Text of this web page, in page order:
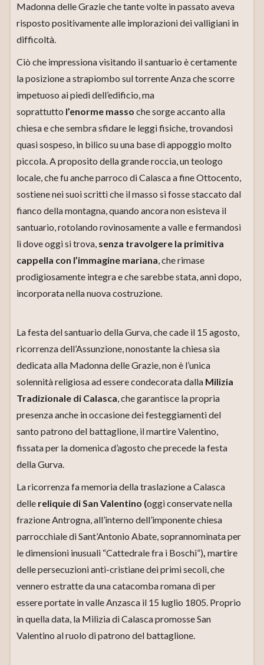
Madonna delle Grazie che tante volte in passato aveva
risposto positivamente alle implorazioni dei valligiani in
difficoltà.
Ciò che impressiona visitando il santuario è certamente
la posizione a strapiombo sul torrente Anza che scorre
impetuoso ai piedi dell’edificio, ma
soprattutto l’enorme masso che sorge accanto alla
chiesa e che sembra sfidare le leggi fisiche, trovandosi
quasi sospeso, in bilico su una base di appoggio molto
piccola. A proposito della grande roccia, un teologo
locale, che fu anche parroco di Calasca a fine Ottocento,
sostiene nei suoi scritti che il masso si fosse staccato dal
fianco della montagna, quando ancora non esisteva il
santuario, rotolando rovinosamente a valle e fermandosi
lì dove oggi si trova, senza travolgere la primitiva
cappella con l’immagine mariana, che rimase
prodigiosamente integra e che sarebbe stata, anni dopo,
incorporata nella nuova costruzione.
La festa del santuario della Gurva, che cade il 15 agosto,
ricorrenza dell’Assunzione, nonostante la chiesa sia
dedicata alla Madonna delle Grazie, non è l’unica
solennità religiosa ad essere condecorata dalla Milizia
Tradizionale di Calasca, che garantisce la propria
presenza anche in occasione dei festeggiamenti del
santo patrono del battaglione, il martire Valentino,
fissata per la domenica d’agosto che precede la festa
della Gurva.
La ricorrenza fa memoria della traslazione a Calasca
delle reliquie di San Valentino (oggi conservate nella
frazione Antrogna, all’interno dell’imponente chiesa
parrocchiale di Sant’Antonio Abate, soprannominata per
le dimensioni inusuali “Cattedrale fra i Boschi”), martire
delle persecuzioni anti-cristiane dei primi secoli, che
vennero estratte da una catacomba romana di per
essere portate in valle Anzasca il 15 luglio 1805. Proprio
in quella data, la Milizia di Calasca promosse San
Valentino al ruolo di patrono del battaglione.